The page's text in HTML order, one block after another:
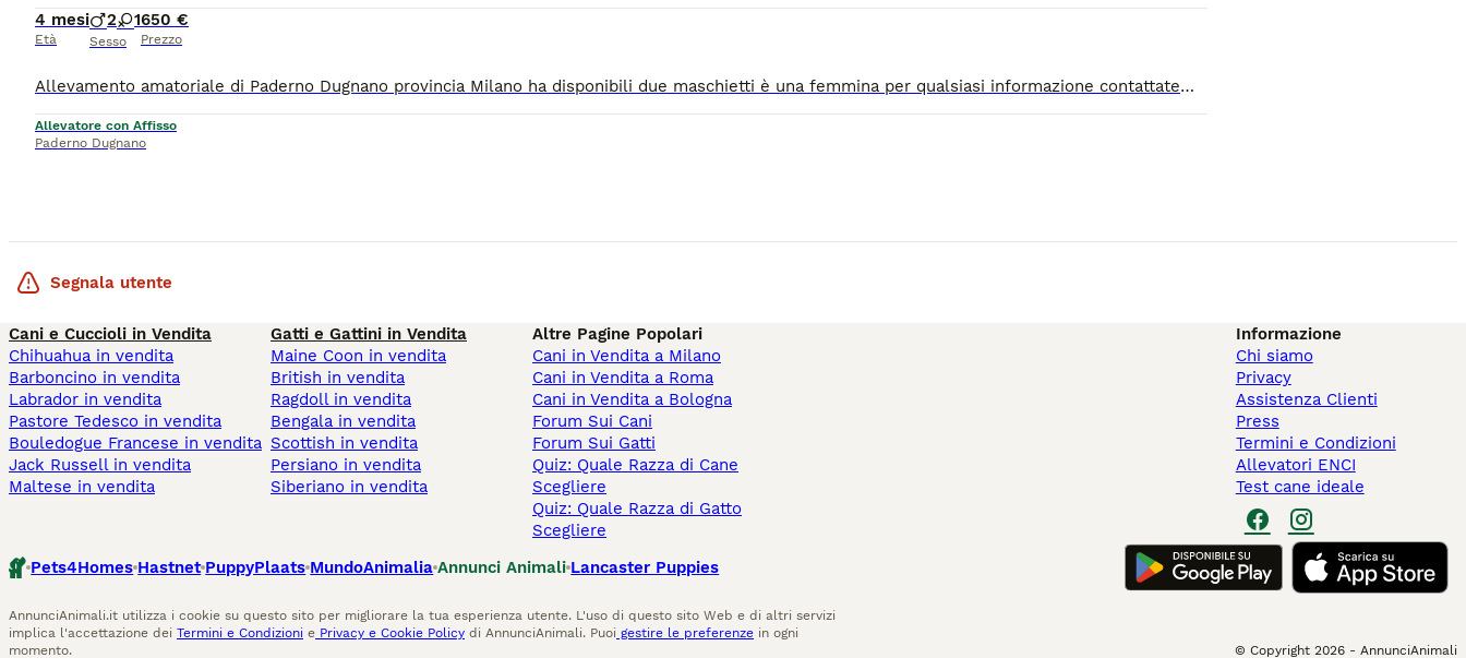
4 mesi
Età
2 1
Sesso
650 €
Prezzo
Allevamento amatoriale di Paderno Dugnano provincia Milano ha disponibili due maschietti è una femmina per qualsiasi informazione contattatemi con pedigree enfi
Allevatore con Affisso
Paderno Dugnano
Segnala utente
Cani e Cuccioli in Vendita
Chihuahua in vendita
Barboncino in vendita
Labrador in vendita
Pastore Tedesco in vendita
Bouledogue Francese in vendita
Jack Russell in vendita
Maltese in vendita
Gatti e Gattini in Vendita
Maine Coon in vendita
British in vendita
Ragdoll in vendita
Bengala in vendita
Scottish in vendita
Persiano in vendita
Siberiano in vendita
Altre Pagine Popolari
Cani in Vendita a Milano
Cani in Vendita a Roma
Cani in Vendita a Bologna
Forum Sui Cani
Forum Sui Gatti
Quiz: Quale Razza di Cane
Scegliere
Quiz: Quale Razza di Gatto
Scegliere
Informazione
Chi siamo
Privacy
Assistenza Clienti
Press
Termini e Condizioni
Allevatori ENCI
Test cane ideale
Pets4Homes Hastnet PuppyPlaats MundoAnimalia Annunci Animali Lancaster Puppies
AnnunciAnimali.it utilizza i cookie su questo sito per migliorare la tua esperienza utente. L'uso di questo sito Web e di altri servizi
implica l'accettazione dei Termini e Condizioni e Privacy e Cookie Policy di AnnunciAnimali. Puoi gestire le preferenze in ogni
momento.
© Copyright 2026 - AnnunciAnimali